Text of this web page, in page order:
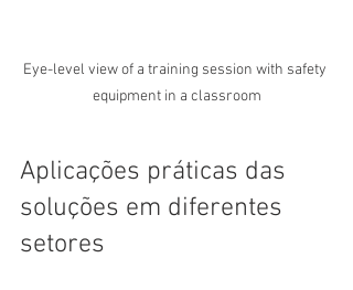
Eye-level view of a training session with safety
equipment in a classroom
Aplicações práticas das
soluções em diferentes
setores